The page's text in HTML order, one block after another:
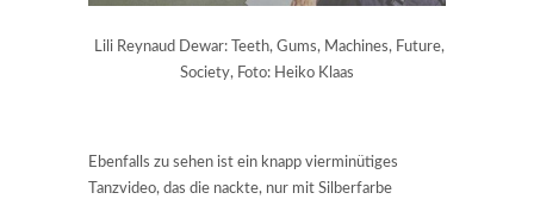
Lili Reynaud Dewar: Teeth, Gums, Machines, Future,
Society, Foto: Heiko Klaas
Ebenfalls zu sehen ist ein knapp vierminütiges
Tanzvideo, das die nackte, nur mit Silberfarbe